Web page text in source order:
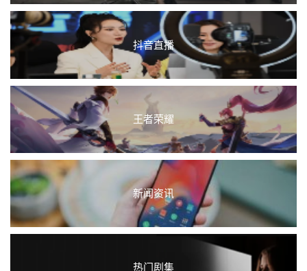
抖音直播
王者荣耀
新闻资讯
热门剧集